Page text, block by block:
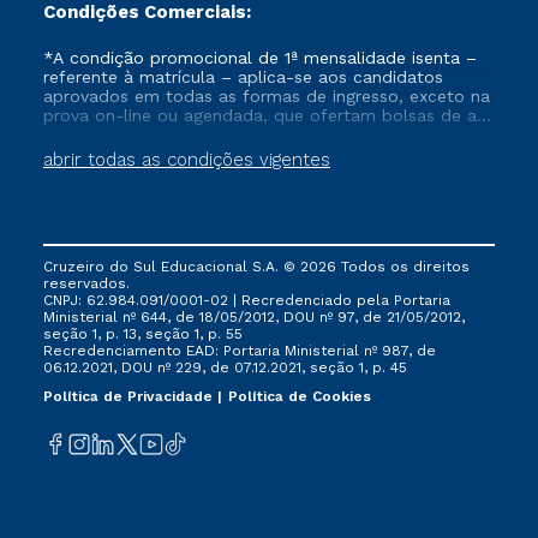
Condições Comerciais:
abrir todas as condições vigentes
*A condição promocional de 1ª mensalidade isenta –
referente à matrícula – aplica-se aos candidatos
aprovados em todas as formas de ingresso, exceto na
prova on-line ou agendada, que ofertam bolsas de até
vigente, que ainda não tenham efetivado e/ou não
tenham cancelado ou trancado sua matrícula em uma
via FIES, Prouni e outros programas governamentais, e
não se acumula com nenhuma outra campanha
ofertada pela Instituição.
Cruzeiro do Sul Educacional S.A. © 2026 Todos os direitos
reservados.
CNPJ: 62.984.091/0001-02 | Recredenciado pela Portaria
Ministerial nº 644, de 18/05/2012, DOU nº 97, de 21/05/2012,
seção 1, p. 13, seção 1, p. 55
Recredenciamento EAD: Portaria Ministerial nº 987, de
06.12.2021, DOU nº 229, de 07.12.2021, seção 1, p. 45
Política de Privacidade
Política de Cookies